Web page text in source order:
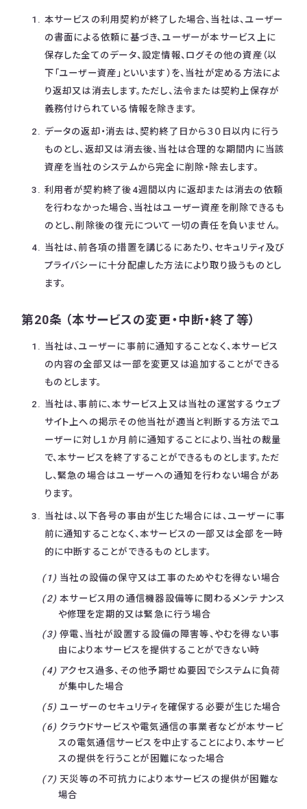
本サービスの利用契約が終了した場合、当社は、ユーザー
の書面による依頼に基づき、ユーザーが本サービス上に
保存した全てのデータ、設定情報、ログその他の資産（以
下「ユーザー資産」といいます）を、当社が定める方法によ
り返却又は消去します。ただし、法令または契約上保存が
義務付けられている情報を除きます。
データの返却・消去は、契約終了日から３０日以内に行う
ものとし、返却又は消去後、当社は合理的な期間内に当該
資産を当社のシステムから完全に削除・除去します。
利用者が契約終了後4週間以内に返却または消去の依頼
を行わなかった場合、当社はユーザー資産を削除できるも
のとし、削除後の復元について一切の責任を負いません。
当社は、前各項の措置を講じるにあたり、セキュリティ及び
プライバシーに十分配慮した方法により取り扱うものとし
ます。
第20条 （本サービスの変更・中断・終了等）
当社は、ユーザーに事前に通知することなく、本サービス
の内容の全部又は一部を変更又は追加することができる
ものとします。
当社は、事前に、本サービス上又は当社の運営するウェブ
サイト上への掲示その他当社が適当と判断する方法でユ
ーザーに対し１か月前に通知することにより、当社の裁量
で、本サービスを終了することができるものとします。ただ
し、緊急の場合はユーザーへの通知を行わない場合があ
ります。
当社は、以下各号の事由が生じた場合には、ユーザーに事
前に通知することなく、本サービスの一部又は全部を一時
的に中断することができるものとします。
当社の設備の保守又は工事のためやむを得ない場合
本サービス用の通信機器設備等に関わるメンテナンス
や修理を定期的又は緊急に行う場合
停電、当社が設置する設備の障害等、やむを得ない事
由により本サービスを提供することができない時
アクセス過多、その他予期せぬ要因でシステムに負荷
が集中した場合
ユーザーのセキュリティを確保する必要が生じた場合
クラウドサービスや電気通信の事業者などが本サービ
スの電気通信サービスを中止することにより、本サービ
スの提供を行うことが困難になった場合
天災等の不可抗力により本サービスの提供が困難な
場合